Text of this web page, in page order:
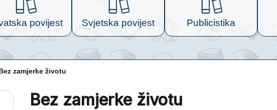
povijest Svjetska povijest Publicistika
zamjerke životu
Bez zamjerke životu